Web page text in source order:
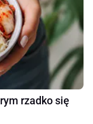
rzadko się